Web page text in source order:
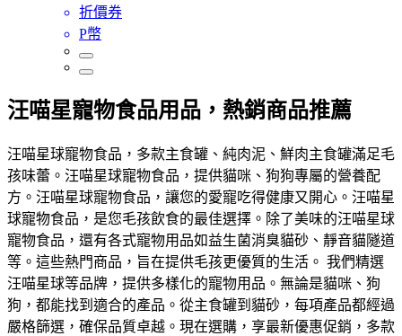
折價券
P幣
汪喵星寵物食品用品，熱銷商品推薦
汪喵星球寵物食品，多款主食罐、純肉泥、鮮肉主食罐滿足毛
孩味蕾。汪喵星球寵物食品，提供貓咪、狗狗專屬的營養配
方。汪喵星球寵物食品，讓您的愛寵吃得健康又開心。汪喵星
球寵物食品，是您毛孩飲食的最佳選擇。除了美味的汪喵星球
寵物食品，還有各式寵物用品如益生菌消臭貓砂、靜音貓隧道
等。這些熱門商品，旨在提供毛孩更優質的生活。 我們精選
汪喵星球等品牌，提供多樣化的寵物用品。無論是貓咪、狗
狗，都能找到適合的產品。從主食罐到貓砂，每項產品都經過
嚴格篩選，確保品質卓越。現在選購，享最新優惠促銷，多款